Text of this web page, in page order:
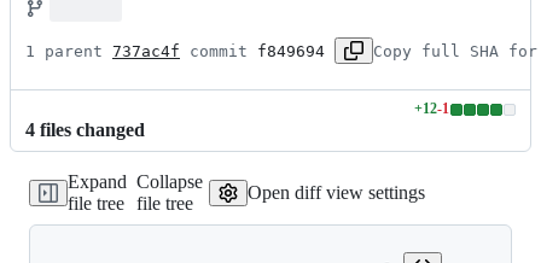
1 parent 737ac4f commit f849694 Copy full SHA for
4 files changed
+12-1
Lines
additions
&
1
deletion
Expand
file tree
Collapse
file tree
Open diff view settings